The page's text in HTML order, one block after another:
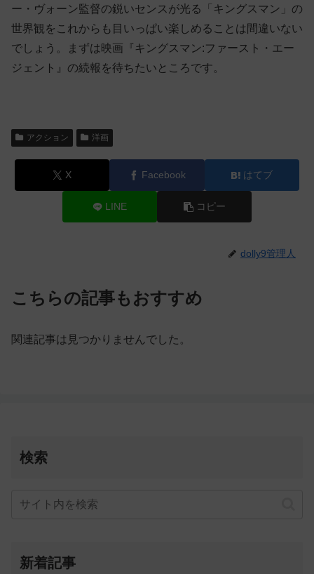
ー・ヴォーン監督の鋭いセンスが光る「キングスマン」の
世界観をこれからも目いっぱい楽しめることは間違いない
でしょう。まずは映画『キングスマン:ファースト・エー
ジェント』の続報を待ちたいところです。
アクション 洋画
X Facebook はてブ
LINE コピー
dolly9管理人
こちらの記事もおすすめ
関連記事は見つかりませんでした。
検索
新着記事